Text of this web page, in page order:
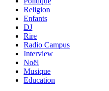
Religion
Enfants
DJ
Rire
Radio Campus
Interview
Noël
Musique
Education